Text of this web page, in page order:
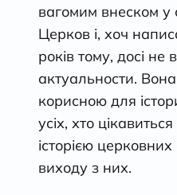
вагомим внеском у
Церков і, хоч
років тому, досі не
актуальности.
корисною для
усіх, хто
історією
виходу з них.